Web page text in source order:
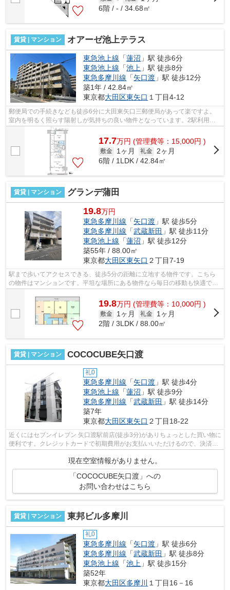
6階 / - / 34.68㎡
賃貸 | マンション オアーゼ池上テラス
東急池上線 「蓮沼 」駅 徒歩6分
東急池上線 「池上 」駅 徒歩8分
東急多摩川線 「矢口渡 」駅 徒歩12分
築1年 / 42.84㎡
東京都大田区東矢口 １丁目4-12
郵便局での手続きなども徒歩6分に大田東矢口三郵便局があって楽ですよ。
室内を明るく照らす陽射しが気持ちの良い物件となっています。2駅利用可
能なマンションなので行動範囲も広がり...
17.7万円 (管理費等：15,000円 )
敷金 1ヶ月 礼金 2ヶ月
6階 / 1LDK / 42.84㎡
賃貸 | マンション グランデ蒲田
19.8万円
東急多摩川線 「矢口渡 」駅 徒歩5分
東急多摩川線 「武蔵新田 」駅 徒歩11分
東急池上線 「蓮沼 」駅 徒歩12分
築55年 / 88.00㎡
東京都大田区東矢口 ２丁目7-19
駅まで歩いてアクセスできる、徒歩5分の距離に立地する物件です。こちら
の物件はマンションです。平坦な場所にある物件なら毎日の移動も快適で
す。2駅利用可能な物件で目的地に応じて...
19.8万円 (管理費等：10,000円 )
敷金 1ヶ月 礼金
1ヶ月
2階 / 3LDK / 88.00㎡
賃貸 | マンション COCOCUBE矢口渡
礼0
東急多摩川線 「矢口渡 」駅 徒歩4分
東急池上線 「蓮沼 」駅 徒歩9分
東急多摩川線 「武蔵新田 」駅 徒歩14分
築7年
東京都大田区東矢口 ２丁目18-22
近くにはセブンイレブン 矢口渡駅前店(徒歩3分)がありちょっとした買い物に
便利です。クレジットカードで初期費用がお支払いいただけるので、決済の
現在空室情報がありません。
「COCOCUBE矢口渡」への
お問い合わせはこちら
賃貸 | マンション 東邦ビル多摩川
礼0
東急多摩川線 「矢口渡 」駅 徒歩6分
東急多摩川線 「武蔵新田 」駅 徒歩8分
東急池上線 「池上 」駅 徒歩15分
築52年
東京都大田区多摩川 １丁目16－16